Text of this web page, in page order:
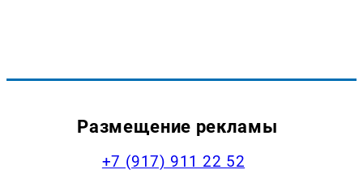
Размещение рекламы
+7 (917) 911 22 52